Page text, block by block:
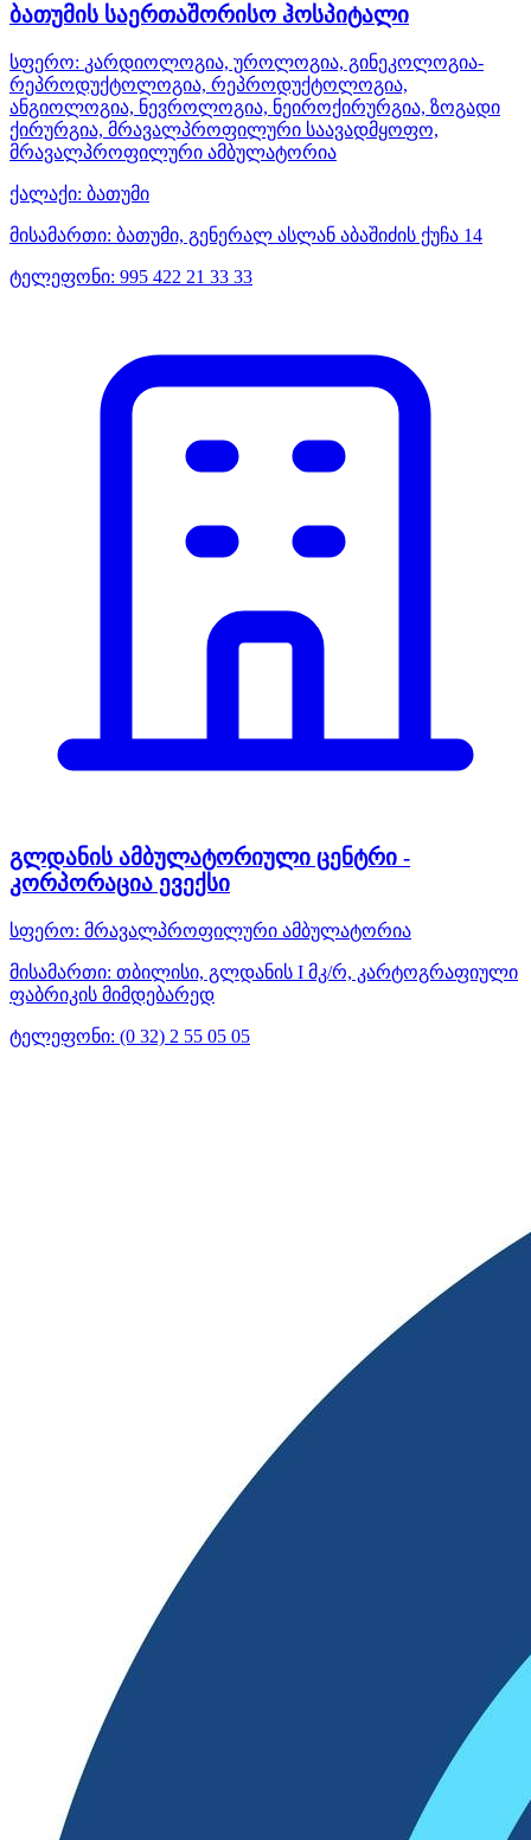
ბათუმის საერთაშორისო ჰოსპიტალი
სფერო: კარდიოლოგია, უროლოგია, გინეკოლოგია-
რეპროდუქტოლოგია, რეპროდუქტოლოგია,
ანგიოლოგია, ნევროლოგია, ნეიროქირურგია, ზოგადი
ქირურგია, მრავალპროფილური საავადმყოფო,
მრავალპროფილური ამბულატორია
ქალაქი: ბათუმი
მისამართი: ბათუმი, გენერალ ასლან აბაშიძის ქუჩა 14
ტელეფონი: 995 422 21 33 33
გლდანის ამბულატორიული ცენტრი -
კორპორაცია ევექსი
სფერო: მრავალპროფილური ამბულატორია
მისამართი: თბილისი, გლდანის I მკ/რ, კარტოგრაფიული
ფაბრიკის მიმდებარედ
ტელეფონი: (0 32) 2 55 05 05